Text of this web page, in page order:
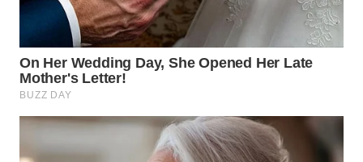
PADANG
LAWAS
SUMEDANG